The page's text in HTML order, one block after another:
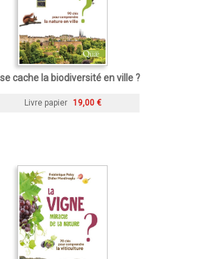
cache la biodiversité en ville ?
Livre papier 19,00 €